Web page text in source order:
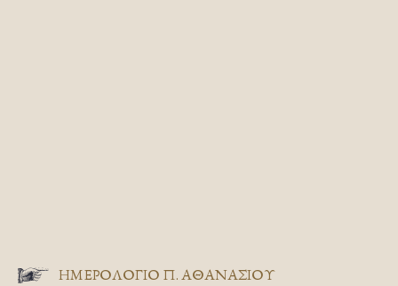
ΗΜΕΡΟΛΟΓΙΟ Π. ΑΘΑΝΑΣΙΟΥ